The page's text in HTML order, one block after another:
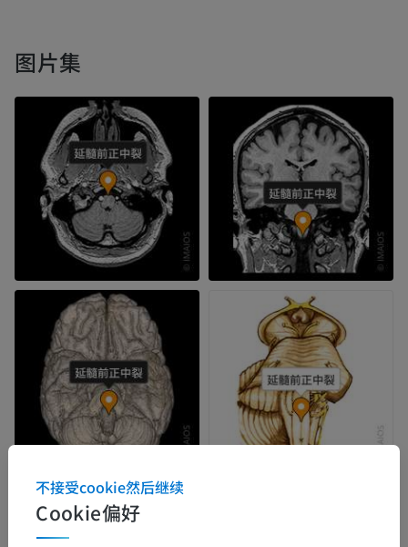
图片集
Cookie偏好
不接受cookie然后继续